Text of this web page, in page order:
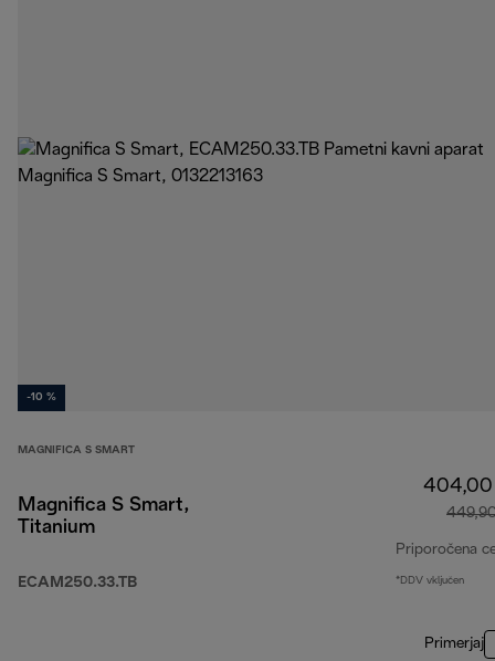
-10 %
MAGNIFICA S SMART
Magnifica S Smart,
Titanium
ECAM250.33.TB
Priporočena
*DDV vključen
Primerjaj